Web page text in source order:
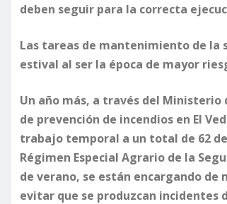
deben seguir para la correcta
Las tareas de mantenimiento de la
estival al ser la época de mayor
Un año más, a través del Ministerio
de prevención de incendios en El
trabajo temporal a un total de 62
Régimen Especial Agrario de la
de verano, se están encargando
evitar que se produzcan incidentes